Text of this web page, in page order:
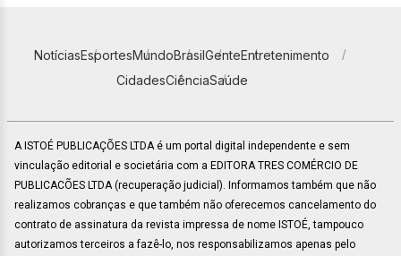
NotíciasEsportesMundoBrasilGenteEntretenimento
CidadesCiênciaSaúde
A ISTOÉ PUBLICAÇÕES LTDA é um portal digital independente e sem
vinculação editorial e societária com a EDITORA TRES COMÉRCIO DE
PUBLICACÕES LTDA (recuperação judicial). Informamos também que não
realizamos cobranças e que também não oferecemos cancelamento do
contrato de assinatura da revista impressa de nome ISTOÉ, tampouco
autorizamos terceiros a fazê-lo, nos responsabilizamos apenas pelo